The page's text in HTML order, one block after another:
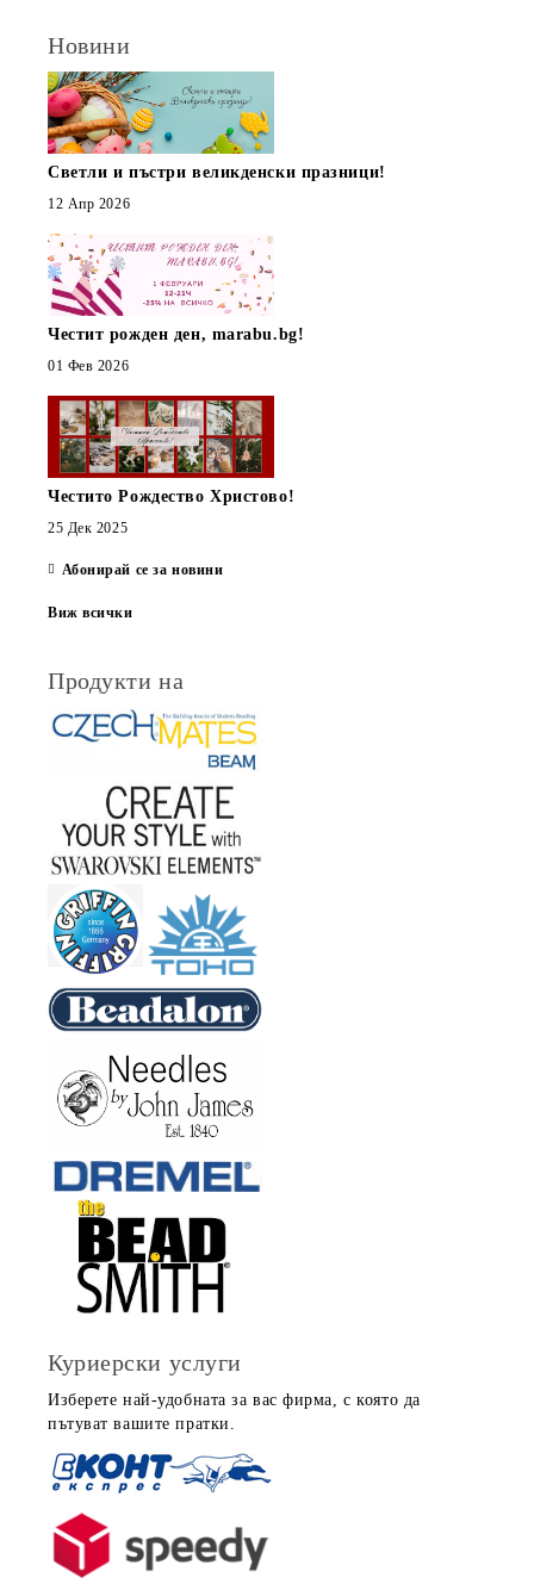
Новини
Светли и пъстри великденски празници!
12 Апр 2026
Честит рожден ден, marabu.bg!
01 Фев 2026
Честито Рождество Христово!
25 Дек 2025
Абонирай се за новини
Виж всички
Продукти на
Куриерски услуги
Изберете най-удобната за вас фирма, с която да
пътуват вашите пратки.